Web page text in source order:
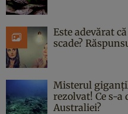
Este adevărat
scade?
Misterul
rezolvat! Ce s-a
Australiei?